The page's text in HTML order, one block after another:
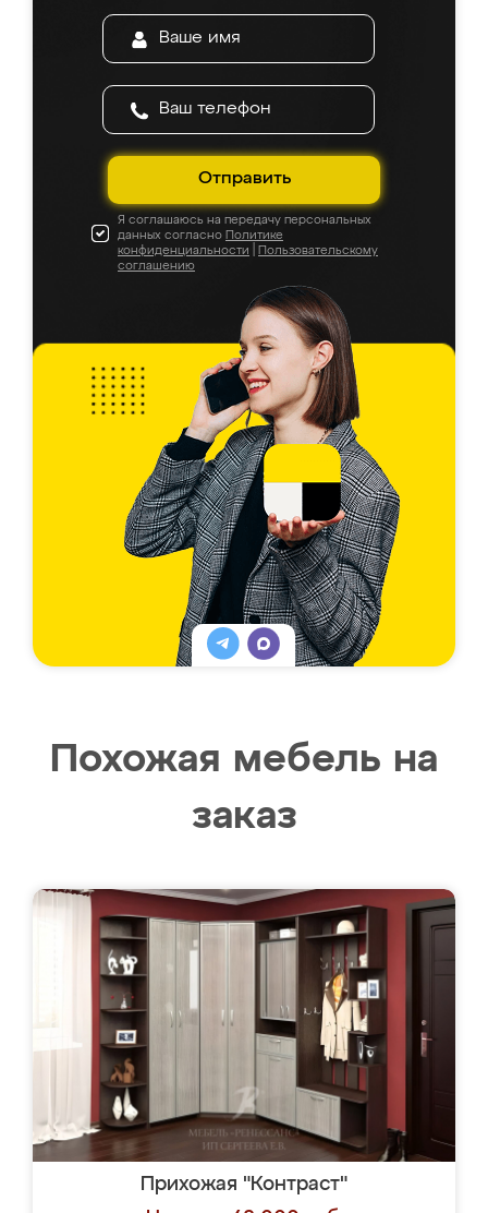
Отправить
Я соглашаюсь на передачу персональных
данных согласно Политике
конфиденциальности
Пользовательскому
соглашению
Похожая мебель на
заказ
Прихожая "Контраст"